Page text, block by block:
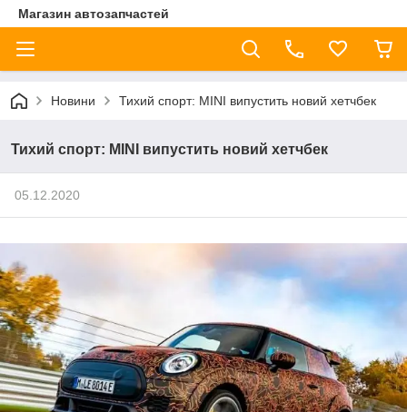
Магазин автозапчастей
Новини Тихий спорт: MINI випустить новий хетчбек
Тихий спорт: MINI випустить новий хетчбек
05.12.2020